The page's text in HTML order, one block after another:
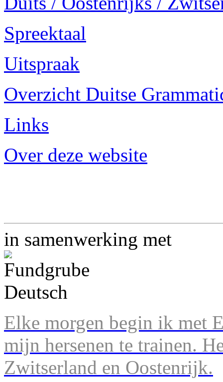
Spreektaal
Uitspraak
Overzicht Duitse
Links
Over deze website
in samenwerking met
Elke morgen begin ik met
mijn hersenen te trainen.
Zwitserland en Oostenrijk.